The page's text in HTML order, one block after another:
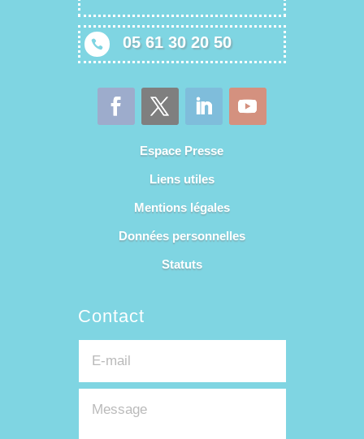
 05 61 30 20 50
Espace Presse
Liens utiles
Mentions légales
Données personnelles
Statuts
Contact